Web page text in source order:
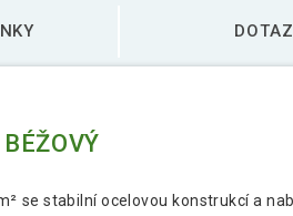
se stabilní ocelovou konstrukcí a